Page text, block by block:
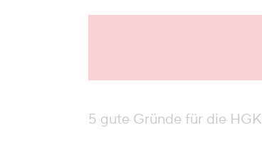
5 gute Gründe für die HGK